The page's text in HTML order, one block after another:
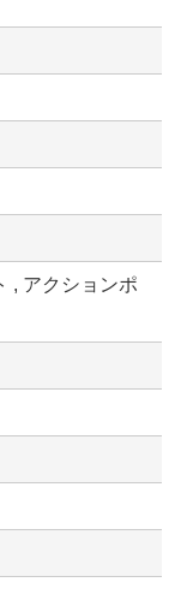
, アクションポ